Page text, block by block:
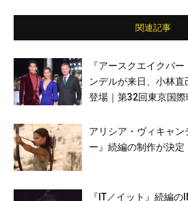
関連記事
『アースクエイクバ
ンデルが来日、小林
登場｜第32回東京国
アリシア・ヴィキャ
ー』続編の制作が決定
『IT／イット』続編